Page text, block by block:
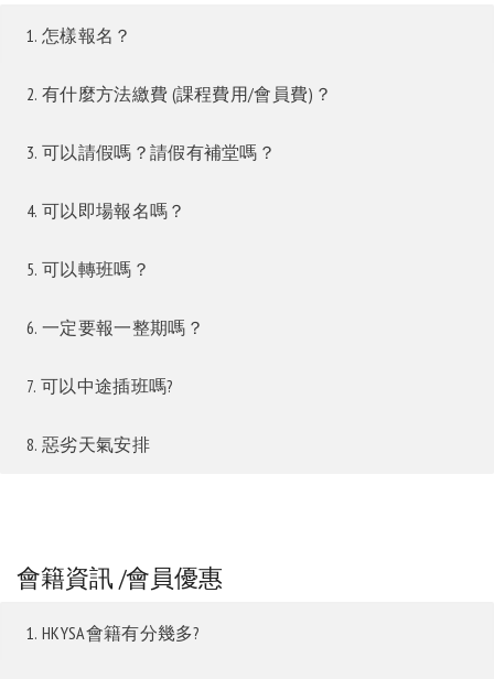
1. 怎樣報名？
2. 有什麼方法繳費 (課程費用/會員費)？
3. 可以請假嗎？請假有補堂嗎？
4. 可以即場報名嗎？
5. 可以轉班嗎？
6. 一定要報一整期嗎？
7. 可以中途插班嗎?
8. 惡劣天氣安排
會籍資訊 /會員優惠
1. HKYSA會籍有分幾多?